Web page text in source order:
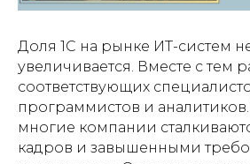
Доля 1С на рынке ИТ-систем
увеличивается. Вместе с тем
соответствующих
программистов и аналитиков.
многие компании
кадров и завышенными